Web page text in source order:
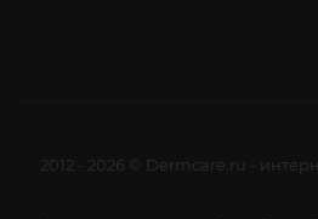
2012 - 2026 © Dermcare.ru -